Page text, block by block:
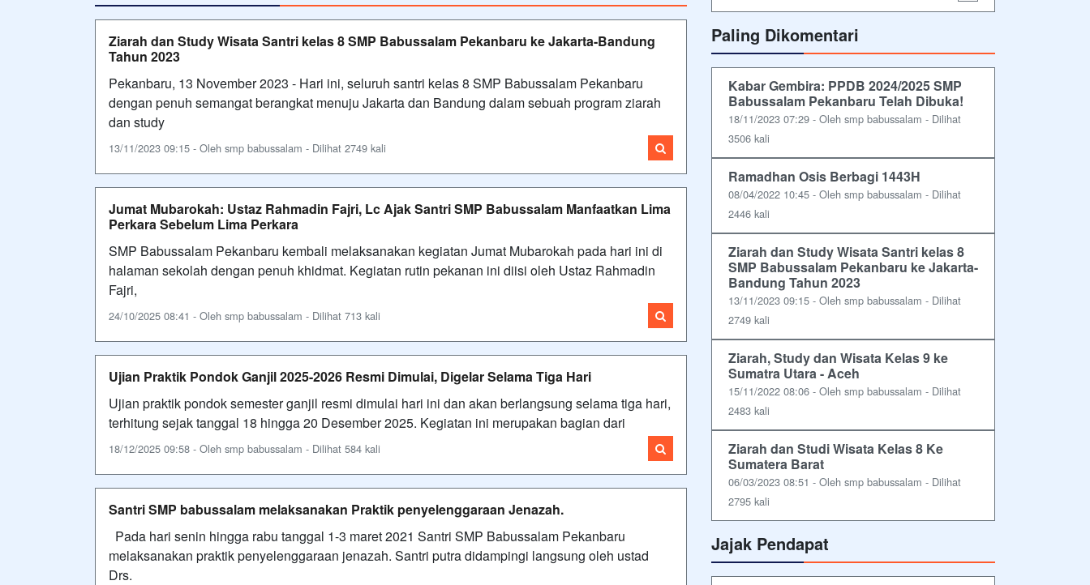
Ziarah dan Study Wisata Santri kelas 8 SMP Babussalam Pekanbaru ke Jakarta-Bandung
Tahun 2023
Pekanbaru, 13 November 2023 - Hari ini, seluruh santri kelas 8 SMP Babussalam Pekanbaru
dengan penuh semangat berangkat menuju Jakarta dan Bandung dalam sebuah program ziarah
dan study
13/11/2023 09:15 - Oleh smp babussalam - Dilihat 2749 kali
Jumat Mubarokah: Ustaz Rahmadin Fajri, Lc Ajak Santri SMP Babussalam Manfaatkan Lima
Perkara Sebelum Lima Perkara
SMP Babussalam Pekanbaru kembali melaksanakan kegiatan Jumat Mubarokah pada hari ini di
halaman sekolah dengan penuh khidmat. Kegiatan rutin pekanan ini diisi oleh Ustaz Rahmadin
Fajri,
24/10/2025 08:41 - Oleh smp babussalam - Dilihat 713 kali
Ujian Praktik Pondok Ganjil 2025-2026 Resmi Dimulai, Digelar Selama Tiga Hari
Ujian praktik pondok semester ganjil resmi dimulai hari ini dan akan berlangsung selama tiga hari,
terhitung sejak tanggal 18 hingga 20 Desember 2025. Kegiatan ini merupakan bagian dari
18/12/2025 09:58 - Oleh smp babussalam - Dilihat 584 kali
Santri SMP babussalam melaksanakan Praktik penyelenggaraan Jenazah.
Pada hari senin hingga rabu tanggal 1-3 maret 2021 Santri SMP Babussalam Pekanbaru
melaksanakan praktik penyelenggaraan jenazah. Santri putra didampingi langsung oleh ustad
Drs.
Paling Dikomentari
Kabar Gembira: PPDB 2024/2025 SMP
Babussalam Pekanbaru Telah Dibuka!
18/11/2023 07:29 - Oleh smp babussalam - Dilihat
3506 kali
Ramadhan Osis Berbagi 1443H
08/04/2022 10:45 - Oleh smp babussalam - Dilihat
2446 kali
Ziarah dan Study Wisata Santri kelas 8
SMP Babussalam Pekanbaru ke Jakarta-
Bandung Tahun 2023
13/11/2023 09:15 - Oleh smp babussalam - Dilihat
2749 kali
Ziarah, Study dan Wisata Kelas 9 ke
Sumatra Utara - Aceh
15/11/2022 08:06 - Oleh smp babussalam - Dilihat
2483 kali
Ziarah dan Studi Wisata Kelas 8 Ke
Sumatera Barat
06/03/2023 08:51 - Oleh smp babussalam - Dilihat
2795 kali
Jajak Pendapat